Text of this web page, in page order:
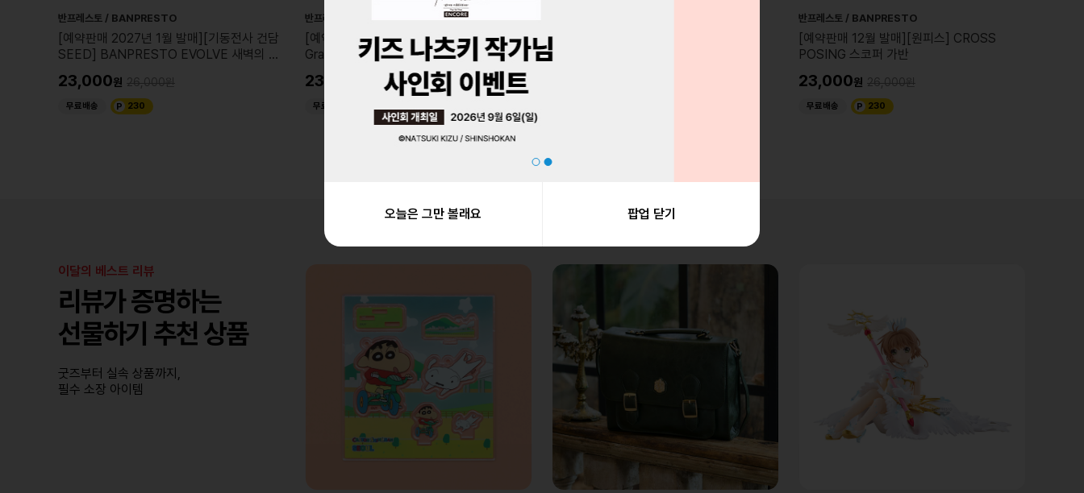
오늘은 그만 볼래요 팝업 닫기
반프레스토 / BANPRESTO
[예약판매 2027년 1월 발매][기동전사 건담
SEED] BANPRESTO EVOLVE 새벽의 수
23,000 26,000
무료배송 230
반프레스토 / BANPRESTO
[예약판매 2027년 1월 발매][울트라맨 티가]
Grandista 울트라맨 티가
23,000 26,000
무료배송
[예약판매 12월 발매][나루토 질풍전]
VIBRATION STARS Ⅶ SPECIAL
반프레스토 / BANPRESTO
[예약판매 12월 발매][원피스] CROSS
POSING 스코퍼 가반
23,000 26,000
무료배송 230
이달의 베스트 리뷰
리뷰가 증명하는
선물하기 추천 상품
굿즈부터 실속 상품까지,
필수 소장 아이템